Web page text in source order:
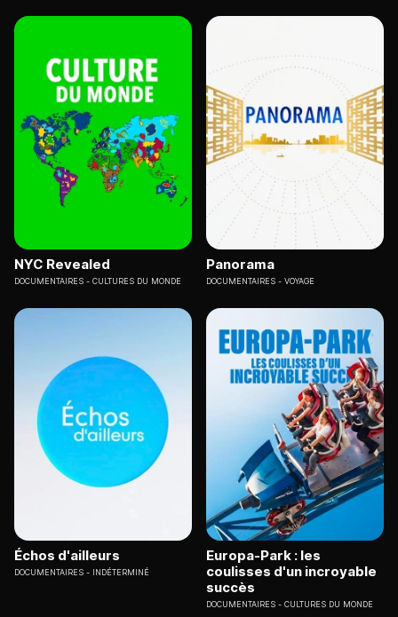
NYC Revealed
DOCUMENTAIRES CULTURES DU MONDE
Panorama
DOCUMENTAIRES VOYAGE
Échos d'ailleurs
DOCUMENTAIRES INDÉTERMINÉ
Europa-Park : les
coulisses d'un incroyable
succès
DOCUMENTAIRES CULTURES DU MONDE